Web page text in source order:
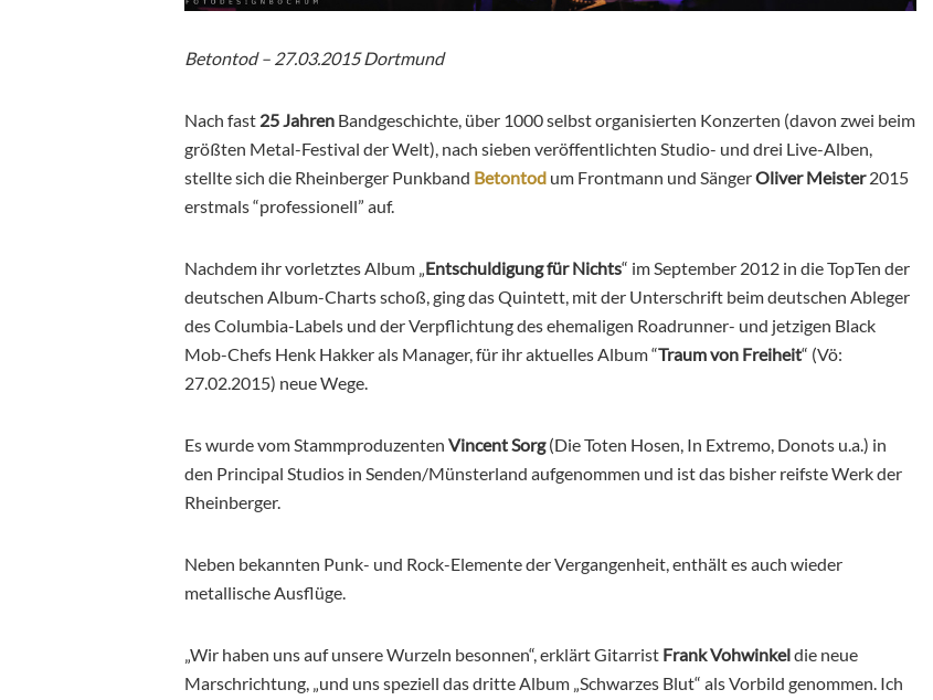
Betontod – 27.03.2015 Dortmund
Nach fast 25 Jahren Bandgeschichte, über 1000 selbst organisierten Konzerten (davon zwei beim
größten Metal-Festival der Welt), nach sieben veröffentlichten Studio- und drei Live-Alben,
stellte sich die Rheinberger Punkband Betontod um Frontmann und SängerOliver Meister2015
erstmals “professionell” auf.
Nachdem ihr vorletztes Album „ Entschuldigung für Nichts“ im September 2012 in die TopTen der
deutschen Album-Charts schoß, ging das Quintett, mit der Unterschrift beim deutschen Ableger
des Columbia-Labels und der Verpflichtung des ehemaligen Roadrunner- und jetzigen Black
Mob-Chefs Henk Hakker als Manager, für ihr aktuelles Album “Traum von Freiheit“ (Vö:
27.02.2015) neue Wege.
Es wurde vom Stammproduzenten Vincent Sorg(Die Toten Hosen, In Extremo, Donots u.a.) in
den Principal Studios in Senden/Münsterland aufgenommen und ist das bisher reifste Werk der
Rheinberger.
Neben bekannten Punk- und Rock-Elemente der Vergangenheit, enthält es auch wieder
metallische Ausflüge.
„Wir haben uns auf unsere Wurzeln besonnen“, erklärt Gitarrist Frank Vohwinkeldie neue
Marschrichtung, „und uns speziell das dritte Album „Schwarzes Blut“ als Vorbild genommen. Ich